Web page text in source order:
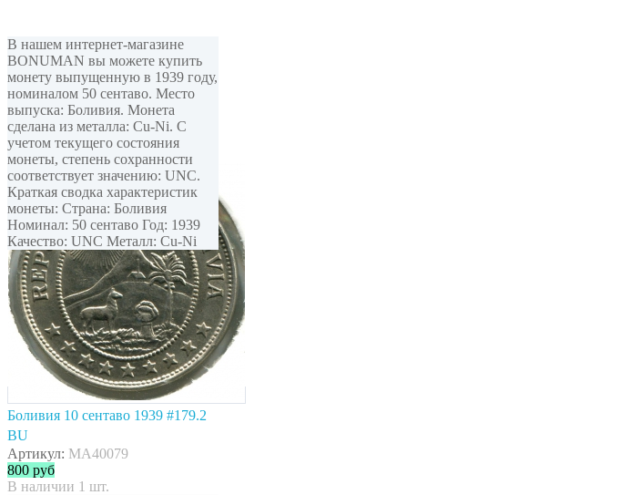
В нашем интернет-магазине
BONUMAN вы можете купить
монету выпущенную в 1939 году,
номиналом 50 сентаво. Место
выпуска: Боливия. Монета
сделана из металла: Cu-Ni. С
учетом текущего состояния
монеты, степень сохранности
соответствует значению: UNC.
Краткая сводка характеристик
монеты: Страна: Боливия
Номинал: 50 сентаво Год: 1939
Качество: UNC Металл: Cu-Ni
Боливия 10 сентаво 1939 #179.2
BU
Артикул: MA40079
800 руб
В наличии 1 шт.